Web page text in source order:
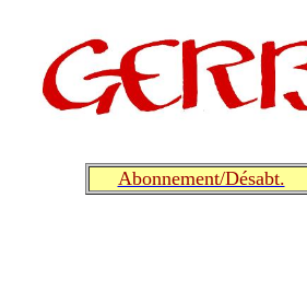
Abonnement/Désabt.